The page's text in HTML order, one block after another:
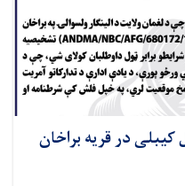
کیبلی در قریه براخان